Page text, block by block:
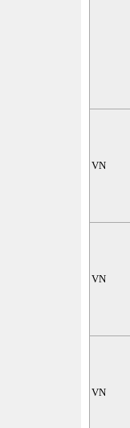
VN
VN
VN